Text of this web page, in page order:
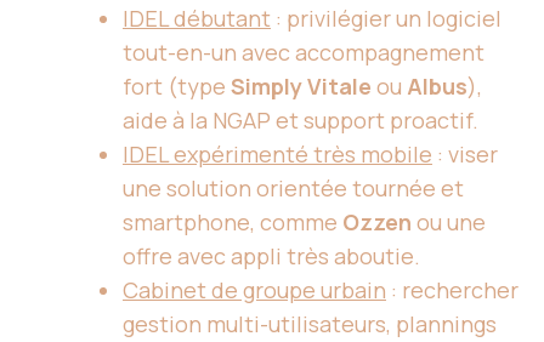
IDEL débutant : privilégier un logiciel
tout-en-un avec accompagnement
fort (type Simply Vitale ou Albus),
aide à la NGAP et support proactif.
IDEL expérimenté très mobile : viser
une solution orientée tournée et
smartphone, comme Ozzen ou une
offre avec appli très aboutie.
Cabinet de groupe urbain : rechercher
gestion multi-utilisateurs, plannings